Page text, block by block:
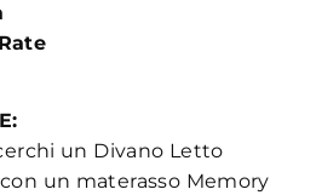
un Divano Letto
un materasso Memory